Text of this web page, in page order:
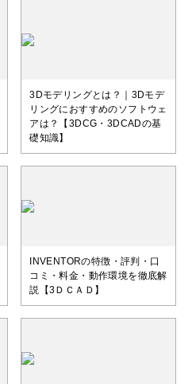
3Dモデリングとは？｜3Dモデ
リングにおすすめのソフトウェ
アは？【3DCG・3DCADの基
礎知識】
INVENTORの特徴・評判・口
コミ・料金・動作環境を徹底解
説【3ＤＣＡＤ】